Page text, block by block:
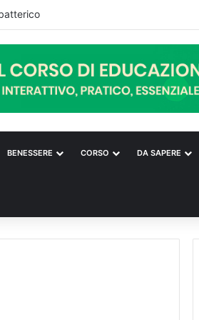
BENESSERE CORSO DA SAPERE